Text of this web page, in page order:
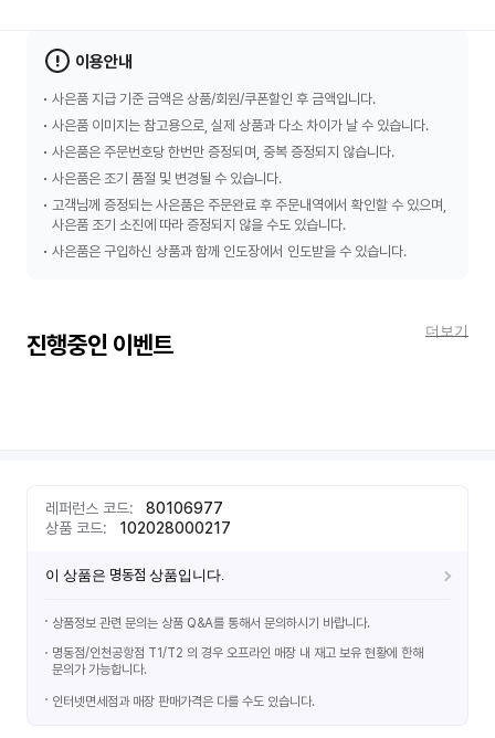
이용안내
사은품 지급 기준 금액은 상품/회원/쿠폰할인 후 금액입니다.
사은품 이미지는 참고용으로, 실제 상품과 다소 차이가 날 수 있습니다.
사은품은 주문번호당 한번만 증정되며, 중복 증정되지 않습니다.
사은품은 조기 품절 및 변경될 수 있습니다.
고객님께 증정되는 사은품은 주문완료 후 주문내역에서 확인할 수 있으며,
사은품 조기 소진에 따라 증정되지 않을 수도 있습니다.
사은품은 구입하신 상품과 함께 인도장에서 인도받을 수 있습니다.
진행중인 이벤트 더보기
레퍼런스 코드:
80106977
상품 코드: 102028000217
이 상품은 명동점 상품입니다.
상품정보 관련 문의는 상품 Q&A를 통해서 문의하시기 바랍니다.
명동점/인천공항점 T1/T2 의 경우 오프라인 매장 내 재고 보유 현황에 한해
문의가 가능합니다.
인터넷면세점과 매장 판매가격은 다를 수도 있습니다.